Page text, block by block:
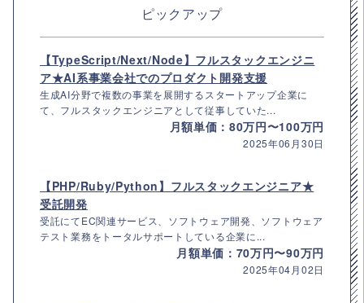
ピックアップ
【TypeScript/Next/Node】フルスタックエンジニ
ア★AI系事業会社でのプロダクト開発支援
生成AI分野で複数の事業を展開するスタートアップ企業に
て、フルスタックエンジニアとして従事していた...
月額単価：80万円〜100万円
2025年06月30日
【PHP/Ruby/Python】フルスタックエンジニア★
受託開発
受託にてEC関連サービス、ソフトウェア開発、ソフトウェア
テスト業務をトータルサポートしている企業に...
月額単価：70万円〜90万円
2025年04月02日